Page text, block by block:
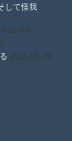
して怪我
02-04
2023-05-29